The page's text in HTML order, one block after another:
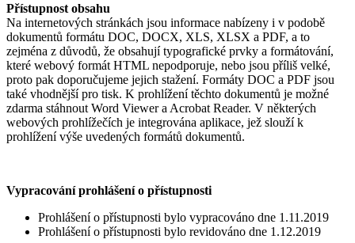
Přístupnost obsahu
Na internetových stránkách jsou informace nabízeny i v podobě
dokumentů formátu DOC, DOCX, XLS, XLSX a PDF, a to
zejména z důvodů, že obsahují typografické prvky a formátování,
které webový formát HTML nepodporuje, nebo jsou příliš velké,
proto pak doporučujeme jejich stažení. Formáty DOC a PDF jsou
také vhodnější pro tisk. K prohlížení těchto dokumentů je možné
zdarma stáhnout Word Viewer a Acrobat Reader. V některých
webových prohlížečích je integrována aplikace, jež slouží k
prohlížení výše uvedených formátů dokumentů.
Vypracování prohlášení o přístupnosti
Prohlášení o přístupnosti bylo vypracováno dne 1.11.2019
Prohlášení o přístupnosti bylo revidováno dne 1.12.2019